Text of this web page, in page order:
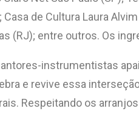
Casa de Cultura Laura
(RJ); entre outros. Os
instrumentistas
e revive essa
Respeitando os